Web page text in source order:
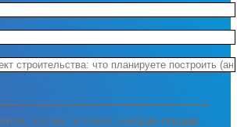
что вы человек, выбрав сердце.